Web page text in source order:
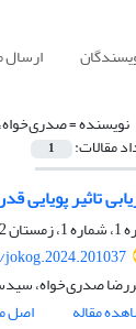
ارسال
نویسنده =
مقالات: 1
تاثیر
صفحه
صدری‌خواه،
مقاله
اصل